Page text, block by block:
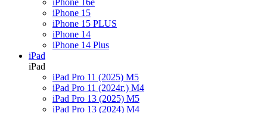
iPhone 16e
iPhone 15
iPhone 15 PLUS
iPhone 14
iPhone 14 Plus
iPad
iPad
iPad Pro 11 (2025) M5
iPad Pro 11 (2024г.) M4
iPad Pro 13 (2025) M5
iPad Pro 13 (2024) M4